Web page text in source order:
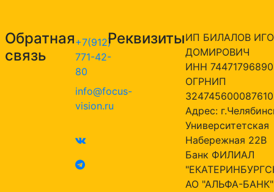
Обратная
связь
+7(912)
771-42-
80
info@focus-
vision.ru
РеквизитыИП БИЛАЛОВ
ДОМИРОВИЧ
ИНН
ОГРНИП
324745600087610
Адрес:
Университетская
Набережная 22В
Банк ФИЛИАЛ
АО "АЛЬФА-БАНК"